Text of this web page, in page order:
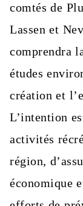
comtés de
Lassen et
comprendra
études
création et
L’intention
activités
région,
économique